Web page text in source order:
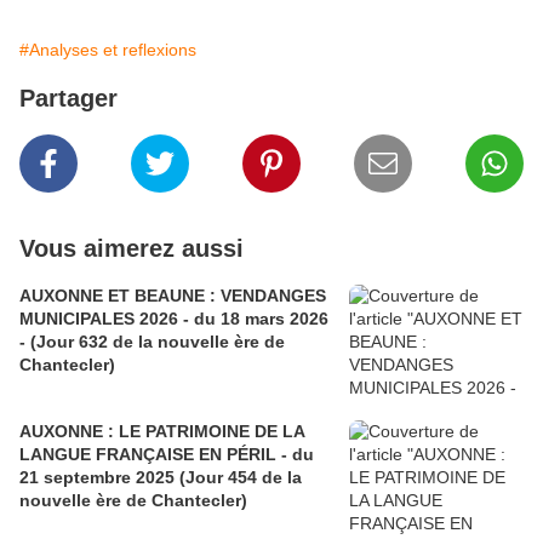
#Analyses et reflexions
Partager
Vous aimerez aussi
AUXONNE ET BEAUNE : VENDANGES
MUNICIPALES 2026 - du 18 mars 2026
- (Jour 632 de la nouvelle ère de
Chantecler)
AUXONNE : LE PATRIMOINE DE LA
LANGUE FRANÇAISE EN PÉRIL - du
21 septembre 2025 (Jour 454 de la
nouvelle ère de Chantecler)